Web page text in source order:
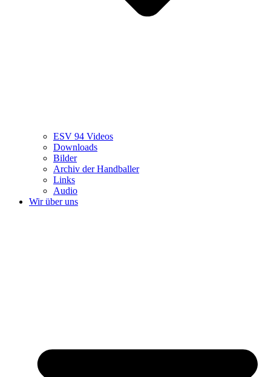
ESV 94 Videos
Downloads
Bilder
Archiv der Handballer
Links
Audio
Wir über uns